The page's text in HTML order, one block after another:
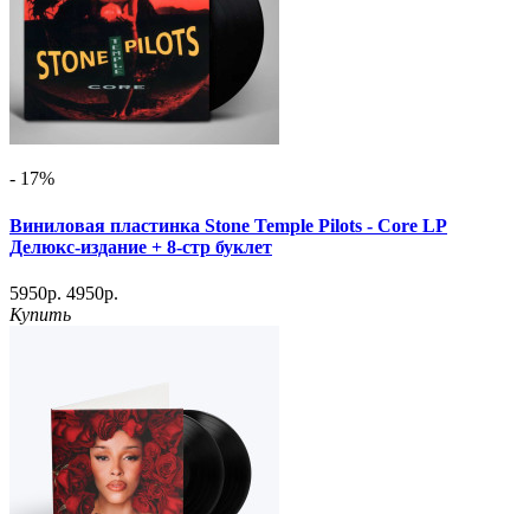
- 17%
Виниловая пластинка Stone Temple Pilots - Core LP
Делюкс-издание + 8-стр буклет
5950р. 4950р.
Купить